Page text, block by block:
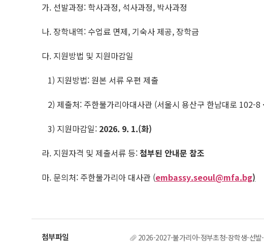
가. 선발과정: 학사과정, 석사과정, 박사과정
나. 장학내역: 수업료 면제, 기숙사 제공, 장학금
다. 지원방법 및 지원마감일
1) 지원방법: 원본 서류 우편 제출
2) 제출처: 주한불가리아대사관 (서울시 용산구 한남대로 102-
3) 지원마감일: 2026. 9. 1.(화)
라. 지원자격 및 제출서류 등:첨부된 안내문 참조
마. 문의처: 주한불가리아 대사관 (embassy.seoul@mfa.bg)
2026-2027-불가리아-정부초청-장학생-선